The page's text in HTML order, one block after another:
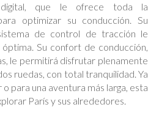
digital, que le ofrece toda la
optimizar su conducción. Su
de control de tracción le
óptima. Su confort de conducción,
le permitirá disfrutar plenamente
ruedas, con total tranquilidad. Ya
para una aventura más larga, esta
París y sus alrededores.